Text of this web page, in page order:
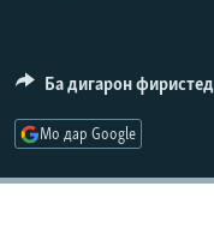
Ба дигарон фиристед
Мо дар Google